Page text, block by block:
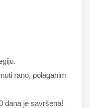
rano, polaganim
dana je savršena!